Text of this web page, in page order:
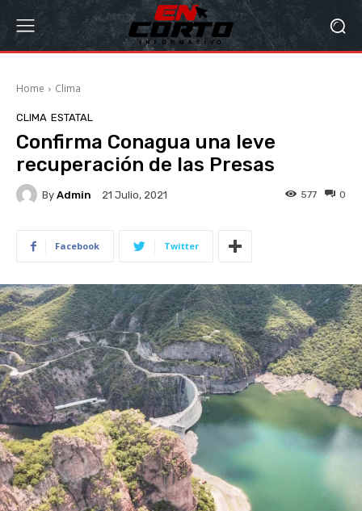
Home Clima
CLIMA ESTATAL
Confirma Conagua una leve
recuperación de las Presas
By Admin 21 Julio, 2021 0
577
Facebook Twitter